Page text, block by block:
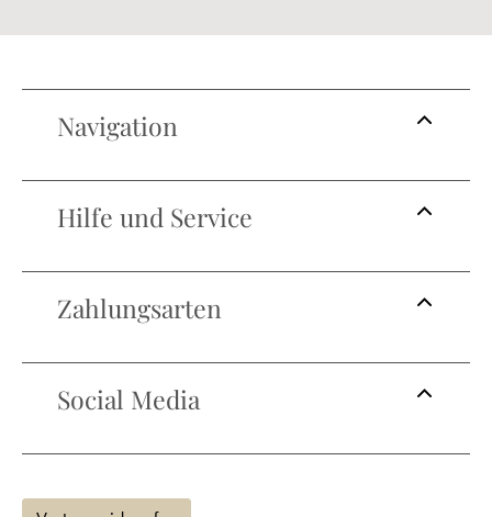
Navigation
Hilfe und Service
Zahlungsarten
Social Media